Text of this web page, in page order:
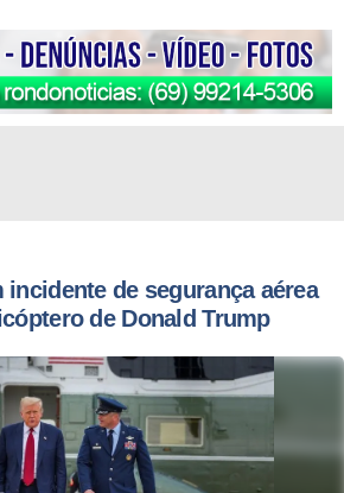
incidente de segurança aérea
de Donald Trump